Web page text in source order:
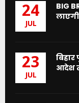
24
JUL
BIG
23
JUL
आदेश